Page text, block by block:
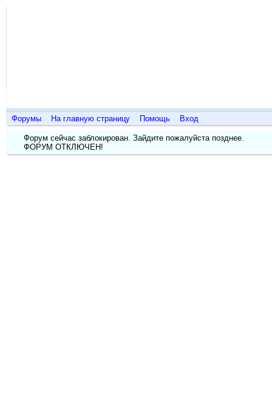
Форумы На главную страницу Помощь Вход
Форум сейчас заблокирован. Зайдите пожалуйста позднее.
ФОРУМ ОТКЛЮЧЕН!